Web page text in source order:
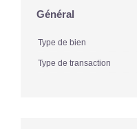
Général
Type de bien
Type de transaction